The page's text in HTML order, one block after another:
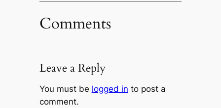
Comments
Leave a Reply
You must be logged in to post a
comment.